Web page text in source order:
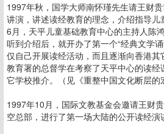
1997年秋，国学大师南怀瑾先生请王财
讲演，讲述读经教育的理念，介绍指导
6月，天平儿童基础教育中心的主持人陈
听到介绍后，就开办了第一个“经典文学
仅自己开展读经活动，而且逐渐向香港
教育署的总督学在考察了天平中心的读
它学校推介。（见《重整中国文化断层的
1997年10月，国际文教基金会邀请王财
空总部，进行了第一场大陆的公开读经演